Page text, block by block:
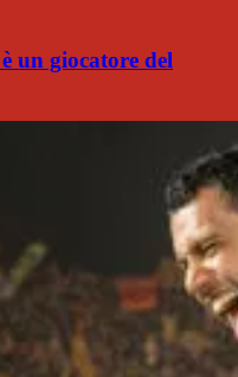
un giocatore del